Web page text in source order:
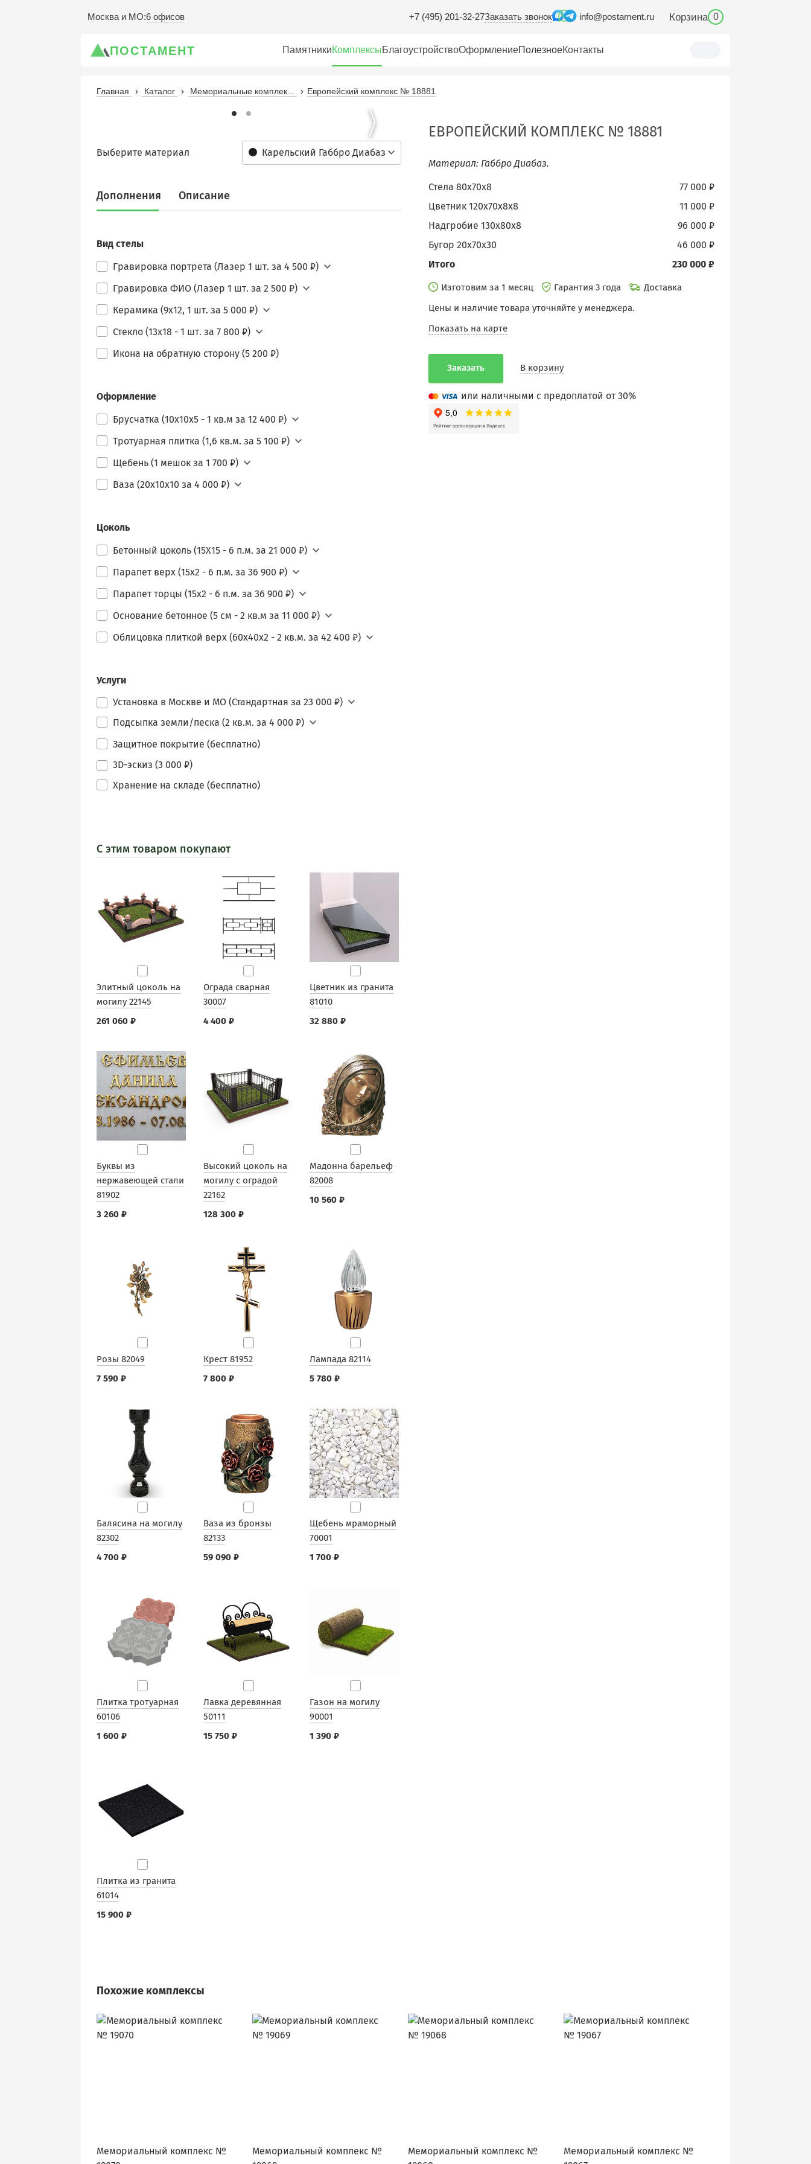
Москва и МО:6 офисов +7 (495) 201-32-27Заказать звонок info@postament.ru Корзина 0
ПОСТАМЕНТ ПамятникиКомплексыБлагоустройствоОформлениеПолезноеКонтакты
Главная Каталог Мемориальные комплек... Европейский комплекс № 18881
Карельский Габбро Диабаз
Выберите материал
Дополнения Описание
Вид стелы
Гравировка портрета (Лазер 1 шт. за 4 500 ₽)
Гравировка ФИО (Лазер 1 шт. за 2 500 ₽)
Керамика (9х12, 1 шт. за 5 000 ₽)
Стекло (13х18 - 1 шт. за 7 800 ₽)
Икона на обратную сторону (5 200 ₽)
Оформление
Брусчатка (10х10х5 - 1 кв.м за 12 400 ₽)
Тротуарная плитка (1,6 кв.м. за 5 100 ₽)
Щебень (1 мешок за 1 700 ₽)
Ваза (20х10х10 за 4 000 ₽)
Цоколь
Бетонный цоколь (15Х15 - 6 п.м. за 21 000 ₽)
Парапет верх (15х2 - 6 п.м. за 36 900 ₽)
Парапет торцы (15х2 - 6 п.м. за 36 900 ₽)
Основание бетонное (5 см - 2 кв.м за 11 000 ₽)
Облицовка плиткой верх (60х40х2 - 2 кв.м. за 42 400 ₽)
Услуги
Установка в Москве и МО (Стандартная за 23 000 ₽)
Подсыпка земли/песка (2 кв.м. за 4 000 ₽)
Защитное покрытие (бесплатно)
3D-эскиз (3 000 ₽)
Хранение на складе (бесплатно)
С этим товаром покупают
Элитный цоколь на
могилу 22145
261 060 ₽
Ограда сварная
30007
4 400 ₽
Цветник из гранита
81010
32 880 ₽
Буквы из
нержавеющей стали
81902
3 260 ₽
Высокий цоколь на
могилу с оградой
22162
128 300 ₽
Мадонна барельеф
82008
10 560 ₽
Розы 82049
7 590 ₽
Крест 81952
7 800 ₽
Лампада 82114
5 780 ₽
Балясина на могилу
82302
4 700 ₽
Ваза из бронзы
82133
59 090 ₽
Щебень мраморный
70001
1 700 ₽
Плитка тротуарная
60106
1 600 ₽
Лавка деревянная
50111
15 750 ₽
Газон на могилу
90001
1 390 ₽
Плитка из гранита
61014
15 900 ₽
ЕВРОПЕЙСКИЙ КОМПЛЕКС № 18881
Материал: Габбро Диабаз.
77 000 ₽
Стела 80х70х8
11 000 ₽
Цветник 120х70х8х8
96 000 ₽
Надгробие 130х80х8
46 000 ₽
Бугор 20х70х30
230 000 ₽
Итого
Изготовим за 1 месяц Гарантия 3 года
Доставка
Цены и наличие товара уточняйте у менеджера.
Показать на карте
Заказать В корзину
или наличными с предоплатой от 30%
Похожие комплексы
Мемориальный комплекс №
Мемориальный комплекс №
Мемориальный комплекс №
Мемориальный комплекс №